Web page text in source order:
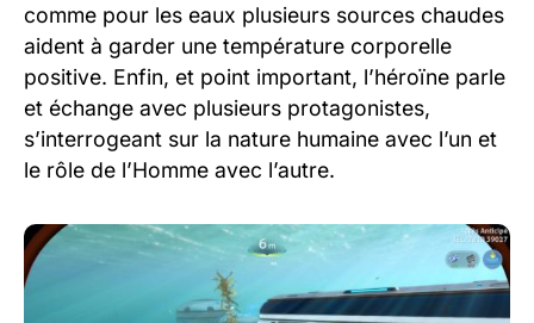
comme pour les eaux plusieurs sources chaudes
aident à garder une température corporelle
positive. Enfin, et point important, l’héroïne parle
et échange avec plusieurs protagonistes,
s’interrogeant sur la nature humaine avec l’un et
le rôle de l’Homme avec l’autre.